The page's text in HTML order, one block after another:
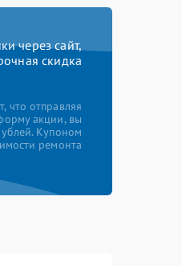
через сайт,
скидка
что отправляя
акции, вы
Купоном
ремонта